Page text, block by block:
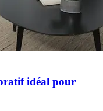
idéal pour